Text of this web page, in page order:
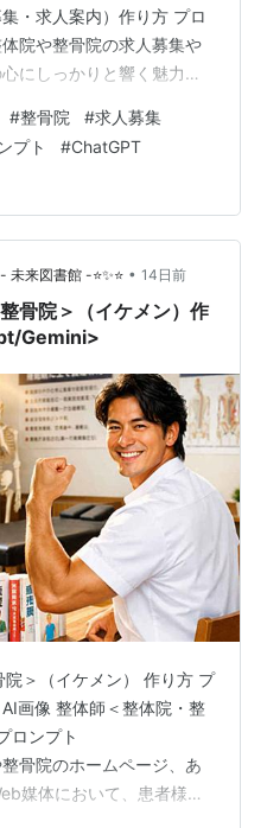
・求人案内）作り方 プロ
院や整骨院の求人募集や
にしっかりと響く魅力的
ります。ただ条件を並べ
くスタッフの温かさ、そ
できるような充実した長
安心感と期待感を与える
骨院業界での採用活動に
#整骨院 #求人募集
プト #ChatGPT
来図書館 -⭐✨⭐ • 14日前
骨院＞（イケメン）作
Gemini>
＞（イケメン） 作り方 プ
画像 整体師＜整体院・整
ロンプト
骨院のホームページ、あ
媒体において、患者様に